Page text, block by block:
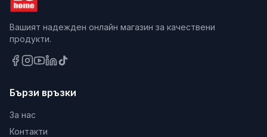
Вашият надежден онлайн магазин за качествени
продукти.
Бързи връзки
За нас
Контакти